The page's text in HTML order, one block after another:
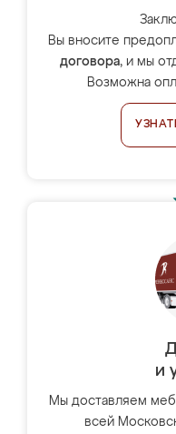
Вы вносите
договора, и мы
Возможна
и
Мы доставляем
всей